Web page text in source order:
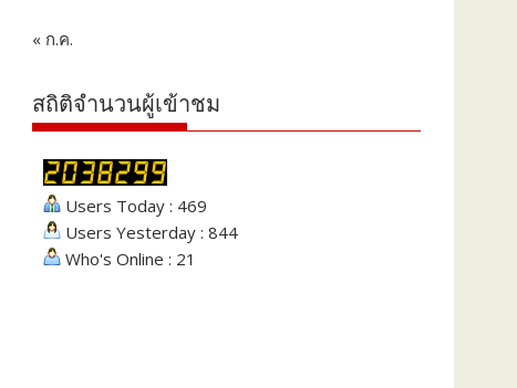
« ก.ค.
สถิติจำนวนผู้เข้าชม
Users Today : 469
Users Yesterday : 844
Who's Online : 21